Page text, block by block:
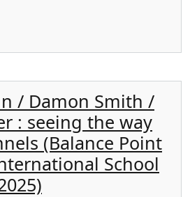
/ Damon Smith /
: seeing the way
(Balance Point
School